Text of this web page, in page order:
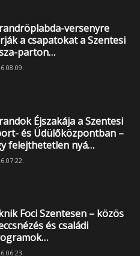
versenyre
a csapatokat a Szentesi
parton…
Éjszakája a Szentesi
és Üdülőközpontban –
felejthetetlen nyá…
Foci Szentesen – közös
és családi